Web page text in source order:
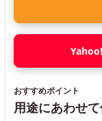
おすすめポイント
用途にあわせ